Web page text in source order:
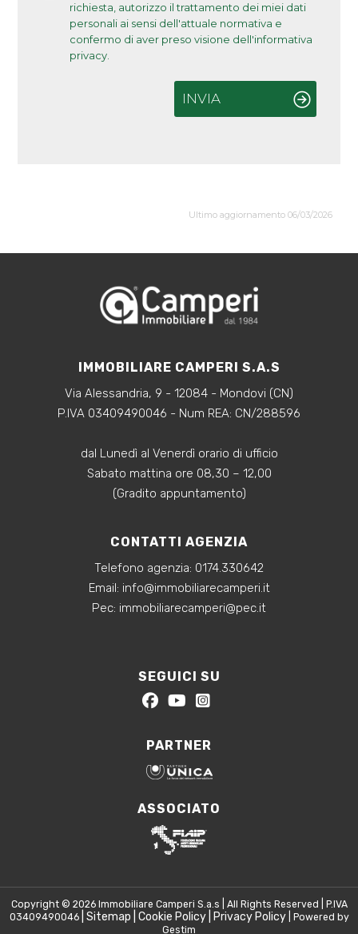
richiesta, autorizzo il trattamento dei miei dati
personali ai sensi dell'attuale normativa e
confermo di aver preso visione dell'informativa
privacy.
INVIA
Ultimo aggiornamento 06/03/2026
IMMOBILIARE CAMPERI S.A.S
Via Alessandria, 9 - 12084 - Mondovi (CN)
P.IVA 03409490046 - Num REA: CN/288596
dal Lunedì al Venerdì orario di ufficio
Sabato mattina ore 08,30 – 12,00
(Gradito appuntamento)
CONTATTI AGENZIA
Telefono agenzia: 0174.330642
‍Email: info@immobiliarecamperi.it
‍Pec: immobiliarecamperi@pec.it
SEGUICI SU
PARTNER
ASSOCIATO
Copyright © 2026 Immobiliare Camperi S.a.s | All Rights Reserved | P.IVA
03409490046
Sitemap Cookie Policy Privacy Policy| Powered by
Gestim